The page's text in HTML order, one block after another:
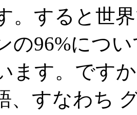
。すると世
の96%につ
ます。です
、すなわち